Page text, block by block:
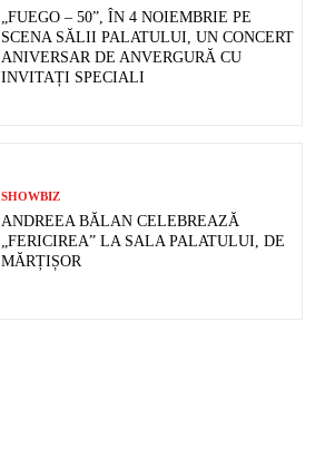
„FUEGO – 50”, ÎN 4 NOIEMBRIE PE
SCENA SĂLII PALATULUI, UN CONCERT
ANIVERSAR DE ANVERGURĂ CU
INVITAȚI SPECIALI
SHOWBIZ
ANDREEA BĂLAN CELEBREAZĂ
„FERICIREA” LA SALA PALATULUI, DE
MĂRȚIȘOR